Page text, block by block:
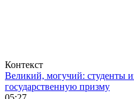
Контекст
Великий, могучий: студенты
государственную призму